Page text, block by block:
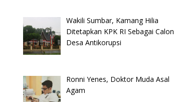
Wakili Sumbar, Kamang Hilia
Ditetapkan KPK RI Sebagai Calon
Desa Antikorupsi
Ronni Yenes, Doktor Muda Asal
Agam